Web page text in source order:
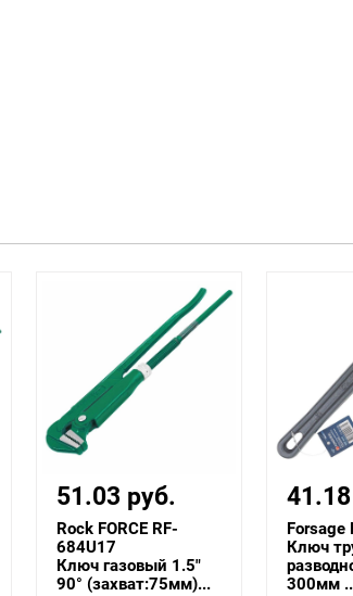
41.18 руб.
Forsage F-68412
Ключ трубный
разводной 12" -
300мм ...
Forsage
Ключ
200мм